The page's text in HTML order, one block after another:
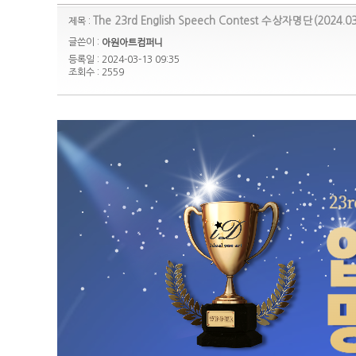
제목 : The 23rd English Speech Contest 수상자명단
글쓴이 : 아원아트컴퍼니
등록일 : 2024-03-13 09:35
조회수 : 2559